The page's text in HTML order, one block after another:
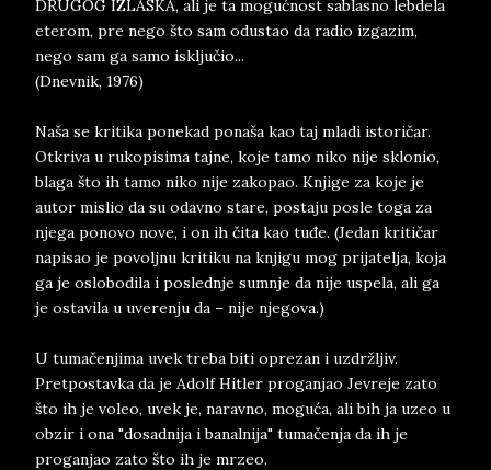
DRUGOG IZLASKA, ali je ta mogućnost sablasno lebdela
eterom, pre nego što sam odustao da radio izgazim,
nego sam ga samo isključio...
(Dnevnik, 1976)
Naša se kritika ponekad ponaša kao taj mladi istoričar.
Otkriva u rukopisima tajne, koje tamo niko nije sklonio,
blaga što ih tamo niko nije zakopao. Knjige za koje je
autor mislio da su odavno stare, postaju posle toga za
njega ponovo nove, i on ih čita kao tuđe. (Jedan kritičar
napisao je povoljnu kritiku na knjigu mog prijatelja, koja
ga je oslobodila i poslednje sumnje da nije uspela, ali ga
je ostavila u uverenju da – nije njegova.)
U tumačenjima uvek treba biti oprezan i uzdržljiv.
Pretpostavka da je Adolf Hitler proganjao Jevreje zato
što ih je voleo, uvek je, naravno, moguća, ali bih ja uzeo u
obzir i ona "dosadnija i banalnija" tumačenja da ih je
proganjao zato što ih je mrzeo.